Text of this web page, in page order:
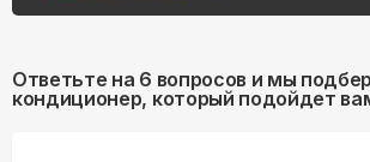
Ответьте на 6 вопросов и мы
кондиционер, который подойдет